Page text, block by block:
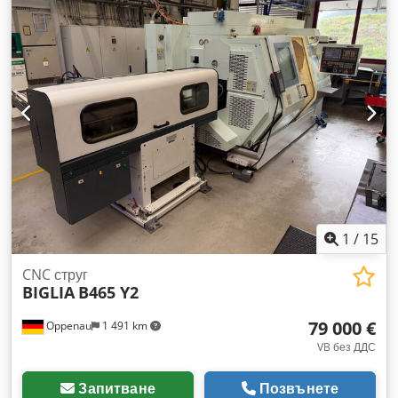
ДЕЙНОСТИ: Подмяна на ремъка на главния шпиндел
Подмяна на ремъка на задния шпиндел Подмяна на
лагерите и зъбните колела на задвижването Подмяна на
спирачката на задния шпиндел Подмяна на винта на ос X1
Подмяна на винта на ос Z2 Подмяна на скоростната кутия
на задвижващите мотори Подмяна на вентилатора на
задвижващите мотори Подмяна на релета Подмяна на
хидравличните филтри Подмяна на хидравличните филтри
Подмяна на светофара Подмяна на керамичните
уплътнения Проверка на задвижването в Fanuc Проверка
на задвижването Betatron Подмяна на батериите Подмяна
на въздушните маркучи Подмяна на контролния панел
Подмяна на превключвателя за запалване Подмяна на
стружкоотделителя
1 / 15
Oppenau 1 491 km
CNC струг
BIGLIA B465 Y2
79 000 €
VB без ДДС
Запитване Позвънете